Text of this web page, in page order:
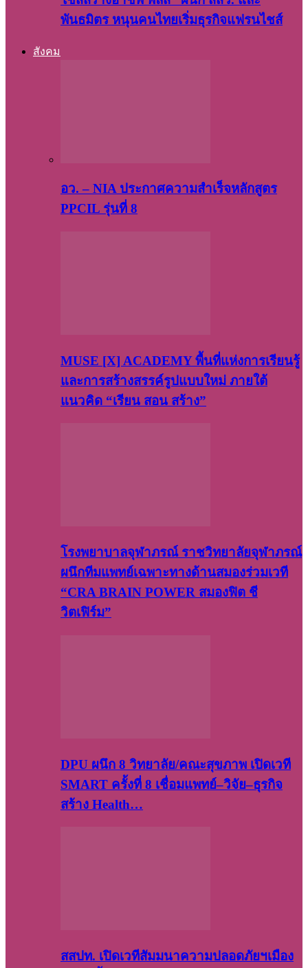
พันธมิตร หนุนคนไทยเริ่มธุรกิจแฟรนไชส์
สังคม
อว. – NIA ประกาศความสำเร็จหลักสูตร
PPCIL รุ่นที่ 8
MUSE [X] ACADEMY พื้นที่แห่งการเรียนรู้
และการสร้างสรรค์รูปแบบใหม่ ภายใต้
แนวคิด “เรียน สอน สร้าง”
โรงพยาบาลจุฬาภรณ์ ราชวิทยาลัยจุฬาภรณ์
ผนึกทีมแพทย์เฉพาะทางด้านสมองร่วมเวที
“CRA BRAIN POWER สมองฟิต ชี
วิตเฟิร์ม”
DPU ผนึก 8 วิทยาลัย/คณะสุขภาพ เปิดเวที
SMART ครั้งที่ 8 เชื่อมแพทย์–วิจัย–ธุรกิจ
สร้าง Health…
สสปท. เปิดเวทีสัมมนาความปลอดภัยฯเมือง